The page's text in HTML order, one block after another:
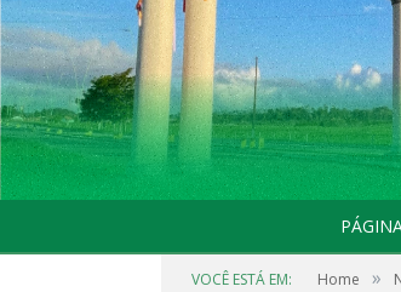
VOCÊ ESTÁ EM: Home »